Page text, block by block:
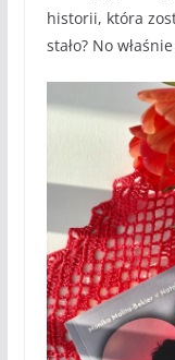
historii, która
stało? No